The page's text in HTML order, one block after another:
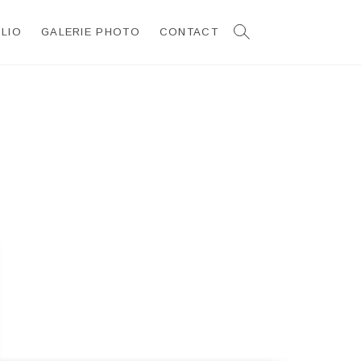
GALERIE PHOTO CONTACT